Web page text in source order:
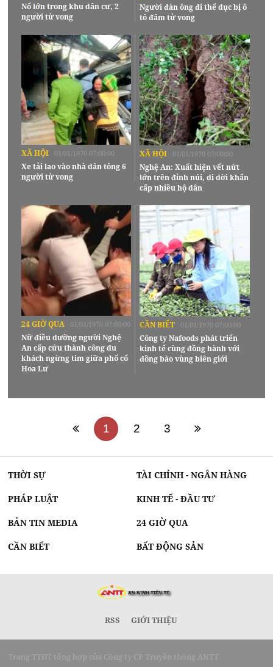
Nổ lớn trong khu dân cư, 2
người tử vong
Người đàn ông đi thể dục bị ô
tô đâm tử vong
XÃ HỘI 01/01/1970 07:00:00
Xe tải lao vào nhà dân tông 6
người tử vong
XÃ HỘI 01/01/1970 07:00:00
Nghệ An: Xuất hiện vết nứt
lớn trên đỉnh núi, di dời khẩn
cấp nhiều hộ dân
24 GIỜ QUA 01/01/1970 07:00:00
Nữ điều dưỡng người Nghệ
An cấp cứu thành công du
khách ngừng tim giữa phố cổ
Hoa Lư
CẦN BIẾT 01/01/1970 07:00:00
Công ty Nafoods phát triển
kinh tế cùng đồng hành với
đồng bào vùng biên giới
1 2 3
THỜI SỰ TÀI CHÍNH - NGÂN HÀNG
PHÁP LUẬT KINH TẾ - ĐẦU TƯ
BẢN TIN MEDIA 24 GIỜ QUA
CẦN BIẾT BẤT ĐỘNG SẢN
RSS GIỚI THIỆU
Trang TTĐT tổng hợp của Công ty CP Truyền thông ANTT